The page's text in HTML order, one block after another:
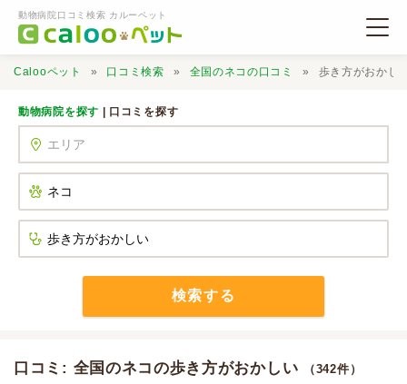
動物病院口コミ検索 カルーペット
口コミ検索
Calooペット 口コミ検索 全国のネコの口コミ 歩き方がおかし
動物病院を探す | 口コミを探す
検索する
口コミ: 全国のネコの歩き方がおかしい （342件）